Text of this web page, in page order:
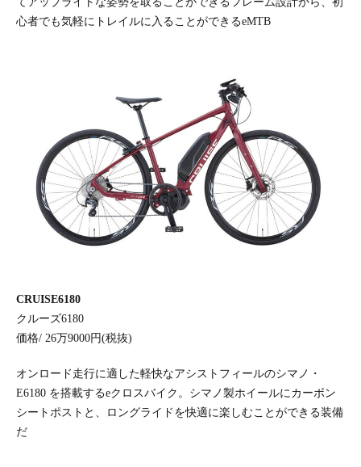
心者でも気軽にトレイルに入ることができるeMTB
CRUISE6180
クルーズ6180
価格/ 26万9000円(税抜)
オンロード走行に適した軽快なアシストフィールのシマノ・
E6180 を搭載するeクロスバイク。シマノ製ホイールにカーボン
シートポストと、ロングライドを快適に楽しむことができる装備
だ